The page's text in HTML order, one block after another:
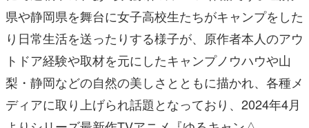
県や静岡県を舞台に女子高校生たちがキャンプをした
り日常生活を送ったりする様子が、原作者本人のアウ
トドア経験や取材を元にしたキャンプノウハウや山
梨・静岡などの自然の美しさとともに描かれ、各種メ
ディアに取り上げられ話題となっており、2024年4月